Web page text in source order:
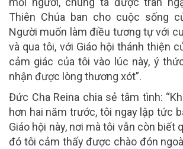
Thiên Chúa ban cho cuộc sống
Người muốn làm điều tương tự với
và qua tôi, với Giáo hội thánh thiện
cảm giác của tôi vào lúc này, ý
nhận được lòng thương xót”.
Đức Cha Reina chia sẻ tâm tình:
hơn hai năm trước, tôi ngay lập tức
Giáo hội này, nơi mà tôi vẫn còn biết
đó tôi cảm thấy được chào đón